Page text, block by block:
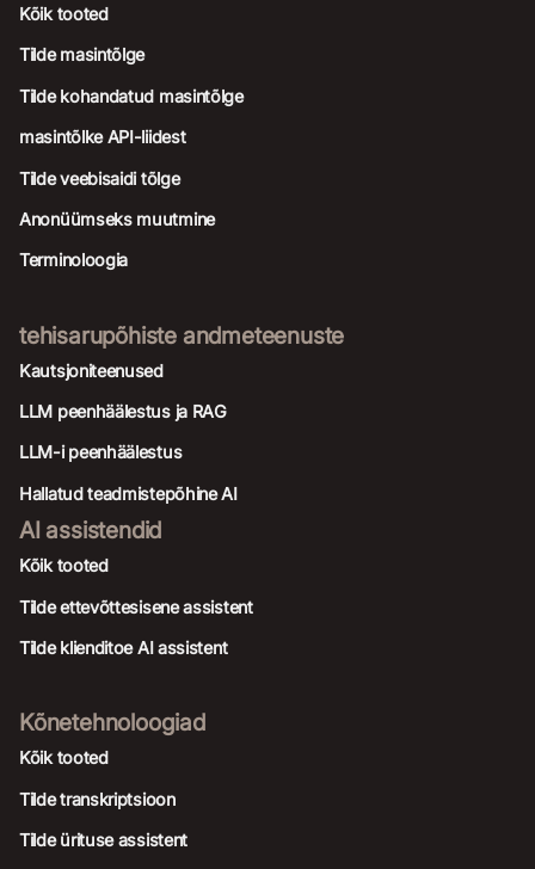
Kõik tooted
Tilde masintõlge
Tilde kohandatud masintõlge
masintõlke API-liidest
Tilde veebisaidi tõlge
Anonüümseks muutmine
Terminoloogia
tehisarupõhiste andmeteenuste
Kautsjoniteenused
LLM peenhäälestus ja RAG
LLM-i peenhäälestus
Hallatud teadmistepõhine AI
AI assistendid
Kõik tooted
Tilde ettevõttesisene assistent
Tilde klienditoe AI assistent
Kõnetehnoloogiad
Kõik tooted
Tilde transkriptsioon
Tilde ürituse assistent